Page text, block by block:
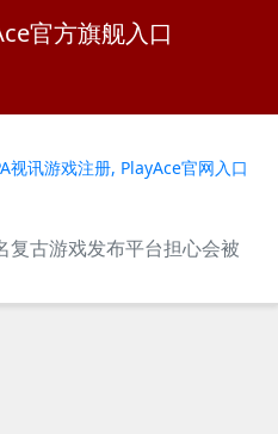
官方旗舰入口
视讯游戏注册, PlayAce官网入口
复古游戏发布平台担心会被